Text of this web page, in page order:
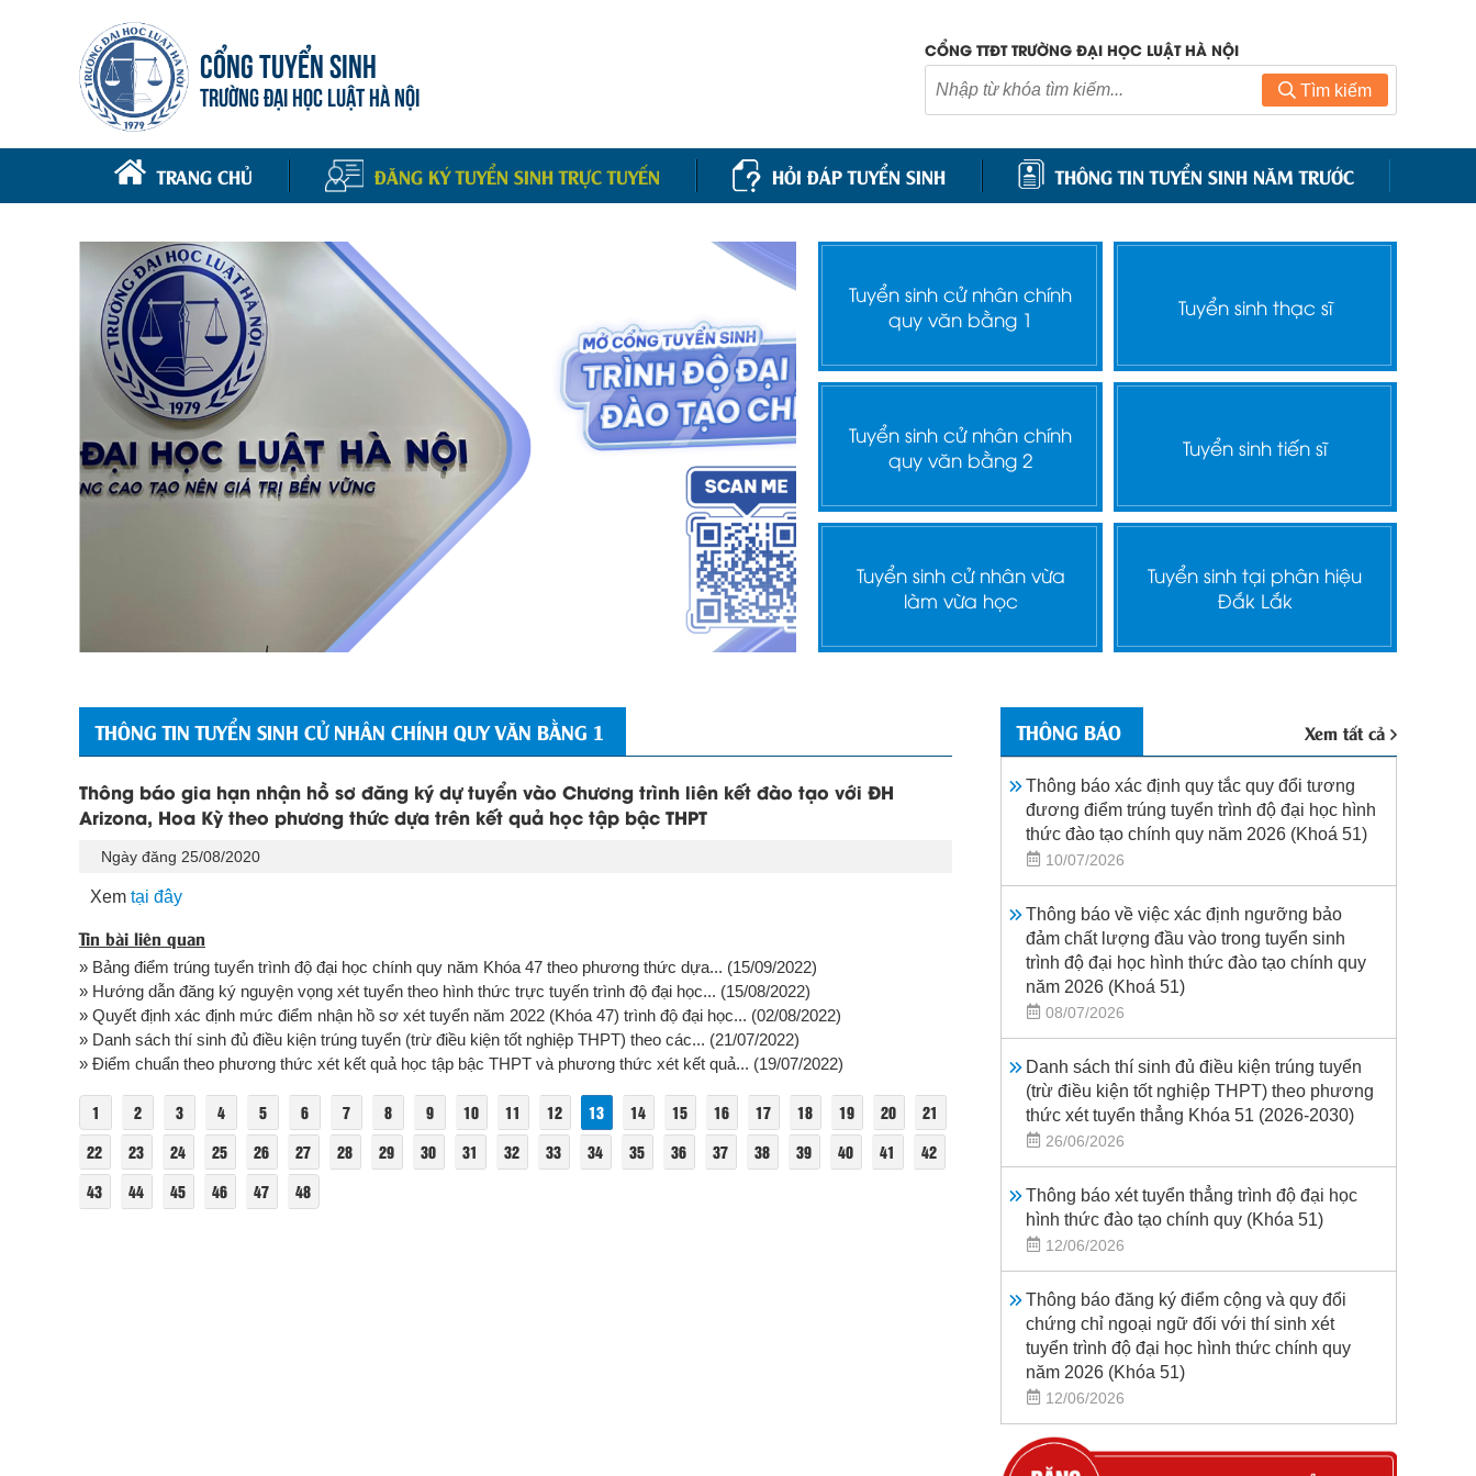
CỔNG TUYỂN SINH
TRƯỜNG ĐẠI HỌC LUẬT HÀ NỘI
CỔNG TTĐT TRƯỜNG ĐẠI HỌC LUẬT HÀ NỘI
Tìm kiếm
TRANG CHỦ ĐĂNG KÝ TUYỂN SINH TRỰC TUYẾN HỎI ĐÁP TUYỂN SINH THÔNG TIN TUYỂN SINH NĂM TRƯỚC
Tuyển sinh cử nhân chính
quy văn bằng 1
Tuyển sinh thạc sĩ
Tuyển sinh cử nhân chính
quy văn bằng 2
Tuyển sinh tiến sĩ
Tuyển sinh cử nhân vừa
làm vừa học
Tuyển sinh tại phân hiệu
Đắk Lắk
THÔNG TIN TUYỂN SINH CỬ NHÂN CHÍNH QUY VĂN BẰNG 1
Thông báo gia hạn nhận hồ sơ đăng ký dự tuyển vào Chương trình liên kết đào tạo với ĐH
Arizona, Hoa Kỳ theo phương thức dựa trên kết quả học tập bậc THPT
Ngày đăng 25/08/2020
Xem tại đây
Tin bài liên quan
» Bảng điểm trúng tuyển trình độ đại học chính quy năm Khóa 47 theo phương thức dựa... (15/09/2022)
» Hướng dẫn đăng ký nguyện vọng xét tuyển theo hình thức trực tuyến trình độ đại học... (15/08/2022)
» Quyết định xác định mức điểm nhận hồ sơ xét tuyển năm 2022 (Khóa 47) trình độ đại học... (02/08/2022)
» Danh sách thí sinh đủ điều kiện trúng tuyển (trừ điều kiện tốt nghiệp THPT) theo các... (21/07/2022)
» Điểm chuẩn theo phương thức xét kết quả học tập bậc THPT và phương thức xét kết quả... (19/07/2022)
1 2 3 4 5 6 7 8 9 10 11 12 13 14 15 16 17 18 19 20
21
22
23 24 25 26 27 28 29 30 31 32 33 34 35 36 37 38 39 40 41
42
43
44 45 46 47 48
THÔNG BÁO Xem tất cả
Thông báo xác định quy tắc quy đổi tương
đương điểm trúng tuyển trình độ đại học hình
thức đào tạo chính quy năm 2026 (Khoá 51)
10/07/2026
Thông báo về việc xác định ngưỡng bảo
đảm chất lượng đầu vào trong tuyển sinh
trình độ đại học hình thức đào tạo chính quy
năm 2026 (Khoá 51)
08/07/2026
Danh sách thí sinh đủ điều kiện trúng tuyển
(trừ điều kiện tốt nghiệp THPT) theo phương
thức xét tuyển thẳng Khóa 51 (2026-2030)
26/06/2026
Thông báo xét tuyển thẳng trình độ đại học
hình thức đào tạo chính quy (Khóa 51)
12/06/2026
Thông báo đăng ký điểm cộng và quy đổi
chứng chỉ ngoại ngữ đối với thí sinh xét
tuyển trình độ đại học hình thức chính quy
năm 2026 (Khóa 51)
12/06/2026